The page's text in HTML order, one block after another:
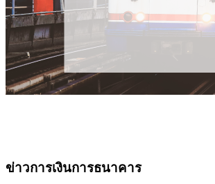
ข่าวการเงินการธนาคาร